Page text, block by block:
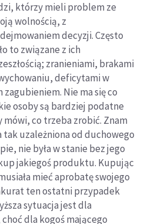
którzy mieli problem ze
wolnością, z
decyzji. Często
to związane z ich
zranieniami, brakami
deficytami w
Nie ma się co
osoby są bardziej podatne
mówi, co trzeba zrobić. Znam
tak uzależniona od duchowego
nie była w stanie bez jego
jakiegoś produktu. Kupując
mieć aprobatę swojego
ten ostatni przypadek
sytuacja jest dla
dla kogoś mającego